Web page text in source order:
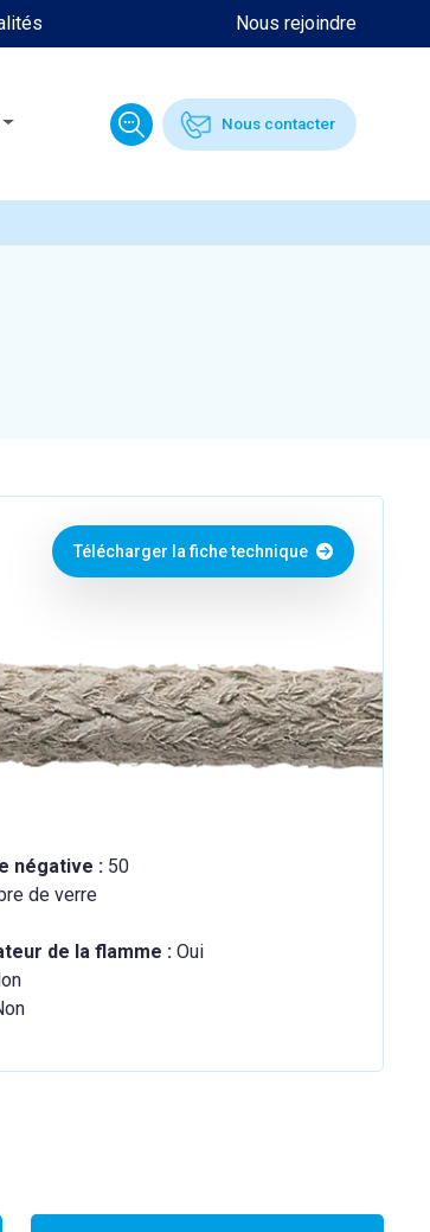
Nous rejoindre
Nous contacter
Télécharger la fiche technique
négative : 50
de verre
de la flamme :Oui